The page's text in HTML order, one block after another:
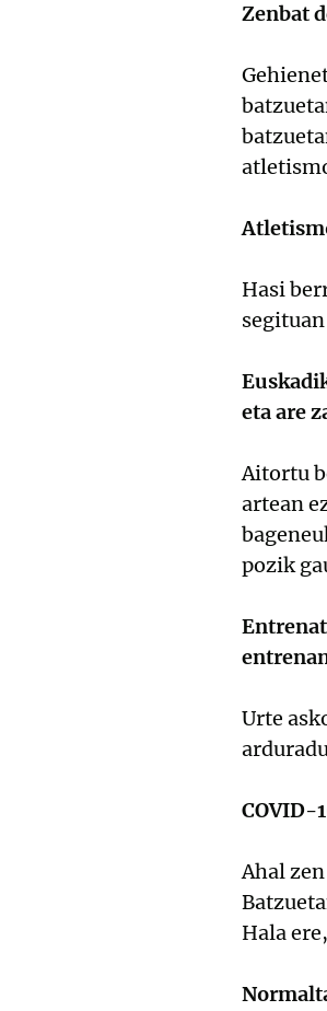
Zenbat
Hasi
eta are
Aitortu
artean
pozik
Urte
COVID-
Ahal
Hala